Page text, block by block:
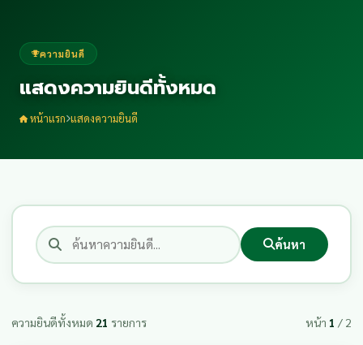
ความยินดี
แสดงความยินดีทั้งหมด
หน้าแรก แสดงความยินดี
ค้นหา
ความยินดีทั้งหมด 21 รายการ หน้า 1 / 2